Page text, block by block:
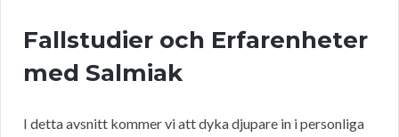
Fallstudier och Erfarenheter
med Salmiak
I detta avsnitt kommer vi att dyka djupare in i personliga